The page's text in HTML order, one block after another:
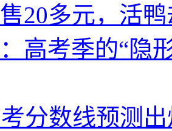
20多元，活
高考季的“隐
分数线预测